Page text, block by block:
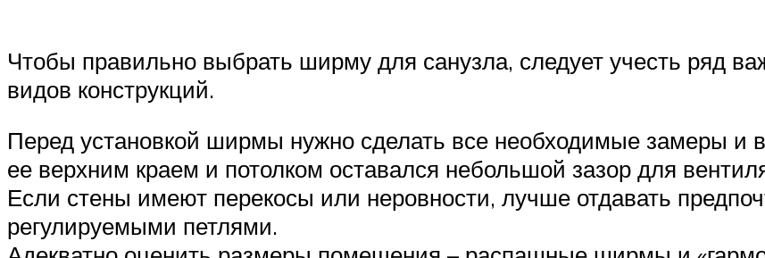
Чтобы правильно выбрать ширму для санузла, следует учесть ряд
видов конструкций.
Перед установкой ширмы нужно сделать все необходимые замеры и
ее верхним краем и потолком оставался небольшой зазор для
Если стены имеют перекосы или неровности, лучше отдавать
регулируемыми петлями.